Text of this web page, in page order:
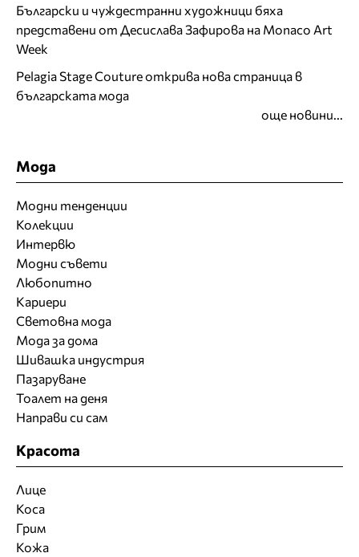
Български и чуждестранни художници бяха
представени от Десислава Зафирова на Monaco Art
Week
Pelagia Stage Couture открива нова страница в
българската мода
още новини...
Мода
Модни тенденции
Колекции
Интервю
Модни съвети
Любопитно
Кариери
Световна мода
Мода за дома
Шивашка индустрия
Пазаруване
Тоалет на деня
Направи си сам
Красота
Лице
Коса
Грим
Кожа